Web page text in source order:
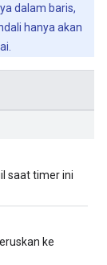
dalam baris,
hanya akan
saat timer ini
ke